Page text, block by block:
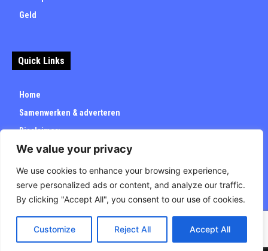
We value your privacy
We use cookies to enhance your browsing experience,
serve personalized ads or content, and analyze our traffic.
By clicking "Accept All", you consent to our use of cookies.
Customize Reject All Accept All
Geld
Quick Links
Home
Samenwerken & adverteren
Disclaimer:
Over
Privacybeleid
© Carrieretijd.nl - All rights reserved.